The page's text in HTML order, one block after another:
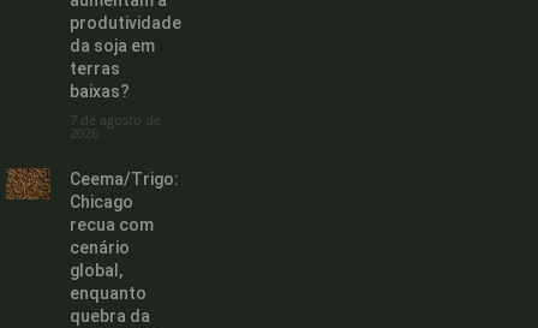
produtividade
da soja em
terras
baixas?
7 de agosto de
2026
Ceema/Trigo:
Chicago
recua com
cenário
global,
enquanto
quebra da